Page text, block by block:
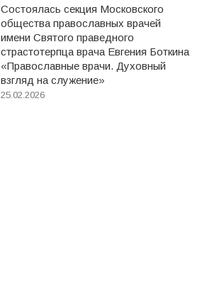
Состоялась секция Московского
общества православных врачей
имени Святого праведного
страстотерпца врача Евгения Боткина
«Православные врачи. Духовный
взгляд на служение»
25.02.2026